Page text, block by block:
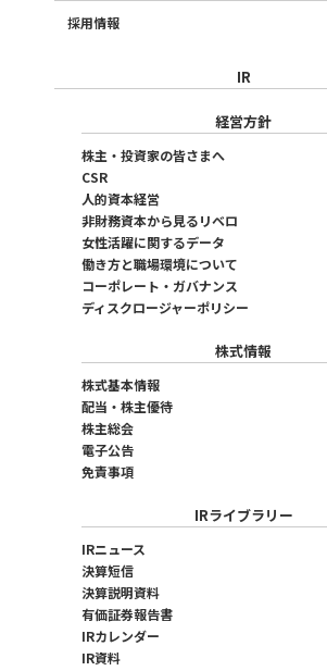
採用情報
IR
経営方針
株主・投資家の皆さまへ
CSR
人的資本経営
非財務資本から見るリベロ
女性活躍に関するデータ
働き方と職場環境について
コーポレート・ガバナンス
ディスクロージャーポリシー
株式情報
株式基本情報
配当・株主優待
株主総会
電子公告
免責事項
IRライブラリー
IRニュース
決算短信
決算説明資料
有価証券報告書
IRカレンダー
IR資料